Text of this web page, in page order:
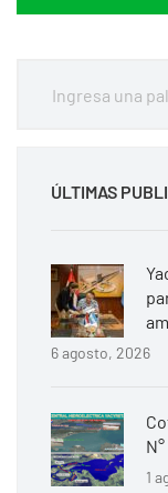
ÚLTIMAS
6 agosto, 2026
1